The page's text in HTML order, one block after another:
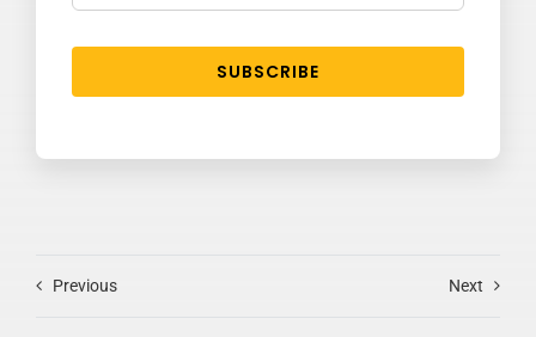
SUBSCRIBE
Previous Next